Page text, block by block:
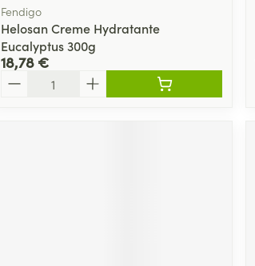
Fendigo
Helosan Creme Hydratante
Eucalyptus 300g
18,78 €